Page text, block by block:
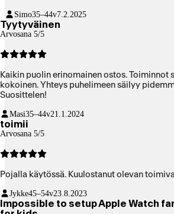
Simo35–44v7.2.2025
Tyytyväinen
Arvosana 5/5
Kaikin puolin erinomainen ostos. Toiminnot
kokoinen. Yhteys puhelimeen säilyy
Suosittelen!
Masi35–44v21.1.2024
toimii
Arvosana 5/5
Pojalla käytössä. Kuulostanut
Jykke45–54v23.8.2023
Impossible to setup Apple Watch